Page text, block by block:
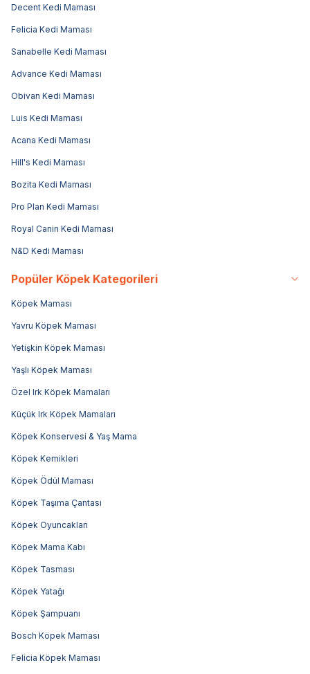
Decent Kedi Maması
Felicia Kedi Maması
Sanabelle Kedi Maması
Advance Kedi Maması
Obivan Kedi Maması
Luis Kedi Maması
Acana Kedi Maması
Hill's Kedi Maması
Bozita Kedi Maması
Pro Plan Kedi Maması
Royal Canin Kedi Maması
N&D Kedi Maması
Popüler Köpek Kategorileri
Köpek Maması
Yavru Köpek Maması
Yetişkin Köpek Maması
Yaşlı Köpek Maması
Özel Irk Köpek Mamaları
Küçük Irk Köpek Mamaları
Köpek Konservesi & Yaş Mama
Köpek Kemikleri
Köpek Ödül Maması
Köpek Taşıma Çantası
Köpek Oyuncakları
Köpek Mama Kabı
Köpek Tasması
Köpek Yatağı
Köpek Şampuanı
Bosch Köpek Maması
Felicia Köpek Maması